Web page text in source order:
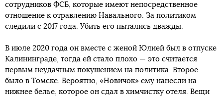
сотрудников ФСБ, которые имеют непосредственное
отношение к отравлению Навального. За политиком
следили с 2017 года. Убить его пытались дважды.
В июле 2020 года он вместе с женой Юлией был в отпуске
Калининграде, тогда ей стало плохо — это считается
первым неудачным покушением на политика. Второе
было в Томске. Вероятно, «Новичок» ему нанесли на
нижнее белье, которое он сдал в химчистку отеля. Вещи